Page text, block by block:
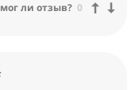
ли отзыв? 0